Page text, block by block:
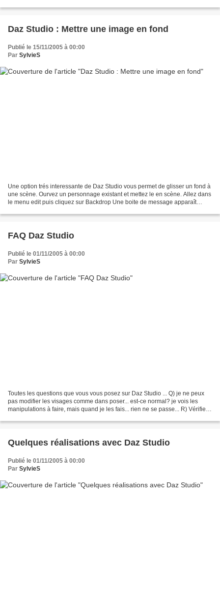
Daz Studio : Mettre une image en fond
Publié le 15/11/2005 à 00:00
Par SylvieS
Une option trés interessante de Daz Studio vous permet de glisser un fond à
une scène. Ourvez un personnage existant et mettez le en scène. Allez dans
le menu edit puis cliquez sur Backdrop Une boite de message apparaît
FAQ Daz Studio
Publié le 01/11/2005 à 00:00
Par SylvieS
Toutes les questions que vous vous posez sur Daz Studio ... Q) je ne peux
pas modifier les visages comme dans poser... est-ce normal? je vois les
manipulations à faire, mais quand je les fais... rien ne se passe... R) Vérifiez
Quelques réalisations avec Daz Studio
Publié le 01/11/2005 à 00:00
Par SylvieS